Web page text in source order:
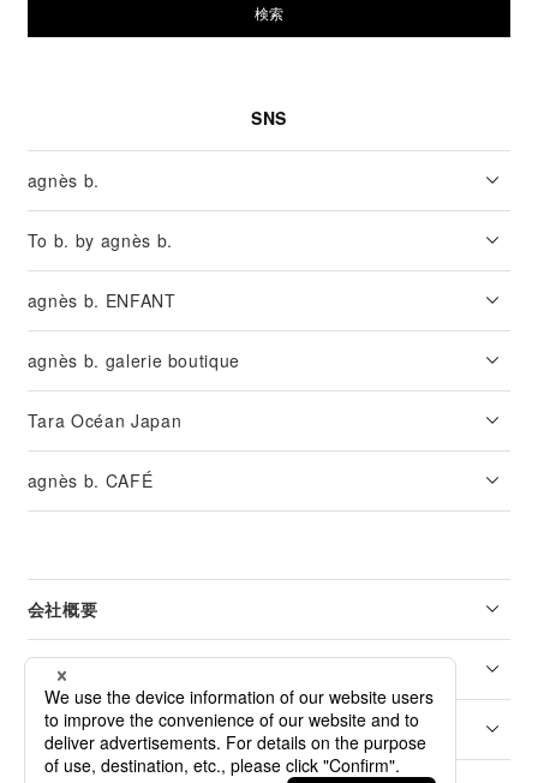
検索
SNS
agnès b.
To b. by agnès b.
agnès b. ENFANT
agnès b. galerie boutique
Tara Océan Japan
agnès b. CAFÉ
会社概要
リーガル
カスタマーサービス